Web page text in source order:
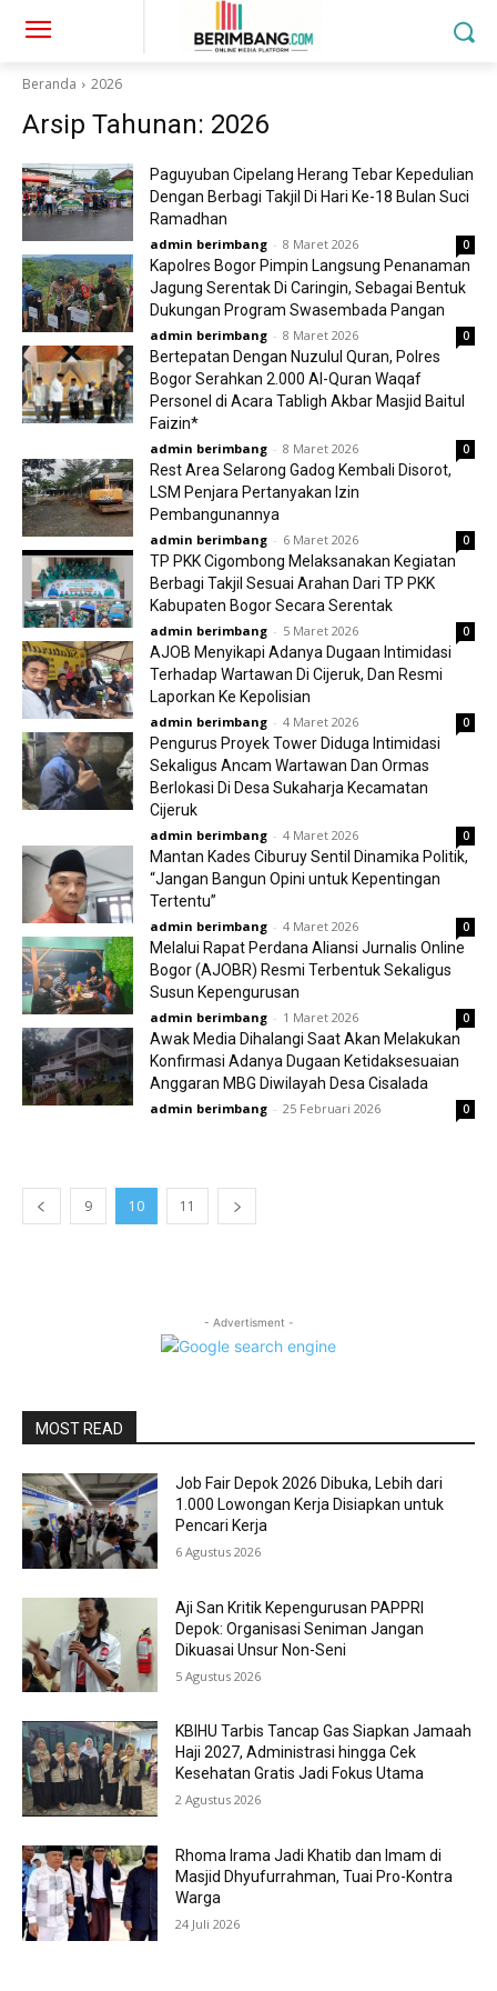
Beranda 2026
Arsip Tahunan: 2026
Paguyuban Cipelang Herang Tebar Kepedulian
Dengan Berbagi Takjil Di Hari Ke-18 Bulan Suci
Ramadhan
admin berimbang - 8 Maret 2026 0
Kapolres Bogor Pimpin Langsung Penanaman
Jagung Serentak Di Caringin, Sebagai Bentuk
Dukungan Program Swasembada Pangan
admin berimbang - 8 Maret 2026 0
Bertepatan Dengan Nuzulul Quran, Polres
Bogor Serahkan 2.000 Al-Quran Waqaf
Personel di Acara Tabligh Akbar Masjid Baitul
Faizin*
admin berimbang - 8 Maret 2026 0
Rest Area Selarong Gadog Kembali Disorot,
LSM Penjara Pertanyakan Izin
Pembangunannya
admin berimbang - 6 Maret 2026 0
TP PKK Cigombong Melaksanakan Kegiatan
Berbagi Takjil Sesuai Arahan Dari TP PKK
Kabupaten Bogor Secara Serentak
admin berimbang - 5 Maret 2026 0
AJOB Menyikapi Adanya Dugaan Intimidasi
Terhadap Wartawan Di Cijeruk, Dan Resmi
Laporkan Ke Kepolisian
admin berimbang - 4 Maret 2026 0
Pengurus Proyek Tower Diduga Intimidasi
Sekaligus Ancam Wartawan Dan Ormas
Berlokasi Di Desa Sukaharja Kecamatan
Cijeruk
admin berimbang - 4 Maret 2026 0
Mantan Kades Ciburuy Sentil Dinamika Politik,
“Jangan Bangun Opini untuk Kepentingan
Tertentu”
admin berimbang - 4 Maret 2026 0
Melalui Rapat Perdana Aliansi Jurnalis Online
Bogor (AJOBR) Resmi Terbentuk Sekaligus
Susun Kepengurusan
admin berimbang - 1 Maret 2026 0
Awak Media Dihalangi Saat Akan Melakukan
Konfirmasi Adanya Dugaan Ketidaksesuaian
Anggaran MBG Diwilayah Desa Cisalada
admin berimbang - 25 Februari 2026 0
9 10 11
- Advertisment -
MOST READ
Job Fair Depok 2026 Dibuka, Lebih dari
1.000 Lowongan Kerja Disiapkan untuk
Pencari Kerja
6 Agustus 2026
Aji San Kritik Kepengurusan PAPPRI
Depok: Organisasi Seniman Jangan
Dikuasai Unsur Non-Seni
5 Agustus 2026
KBIHU Tarbis Tancap Gas Siapkan Jamaah
Haji 2027, Administrasi hingga Cek
Kesehatan Gratis Jadi Fokus Utama
2 Agustus 2026
Rhoma Irama Jadi Khatib dan Imam di
Masjid Dhyufurrahman, Tuai Pro-Kontra
Warga
24 Juli 2026